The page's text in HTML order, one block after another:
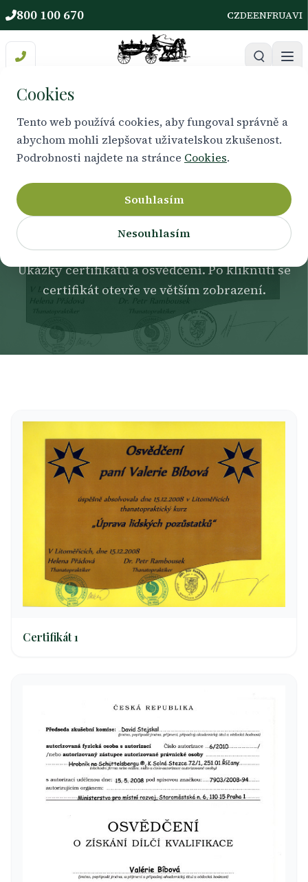
800 100 670 CZDEENFRUAVI
ZKOUŠKY
Certifikáty a oprávnění
pohřební služby
Ukázky certifikátů a osvědčení. Po kliknutí se
certifikát otevře ve větším zobrazení.
Certifikát 1
Cookies
Tento web používá cookies, aby fungoval správně a
abychom mohli zlepšovat uživatelskou zkušenost.
Podrobnosti najdete na stránce Cookies.
Souhlasím
Nesouhlasím